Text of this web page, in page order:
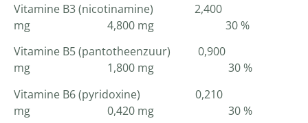
Vitamine B3 (nicotinamine) 2,400
mg 4,800 mg 30 %
Vitamine B5 (pantotheenzuur) 0,900
mg 1,800 mg 30 %
Vitamine B6 (pyridoxine) 0,210
mg 0,420 mg 30 %